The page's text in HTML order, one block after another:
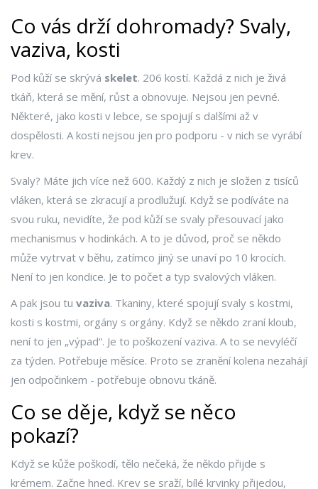
Co vás drží dohromady? Svaly,
vaziva, kosti
Pod kůží se skrývá skelet. 206 kostí. Každá z nich je živá
tkáň, která se mění, růst a obnovuje. Nejsou jen pevné.
Některé, jako kosti v lebce, se spojují s dalšími až v
dospělosti. A kosti nejsou jen pro podporu - v nich se vyrábí
krev.
Svaly? Máte jich více než 600. Každý z nich je složen z tisíců
vláken, která se zkracují a prodlužují. Když se podíváte na
svou ruku, nevidíte, že pod kůží se svaly přesouvací jako
mechanismus v hodinkách. A to je důvod, proč se někdo
může vytrvat v běhu, zatímco jiný se unaví po 10 krocích.
Není to jen kondice. Je to počet a typ svalových vláken.
A pak jsou tu vaziva. Tkaniny, které spojují svaly s kostmi,
kosti s kostmi, orgány s orgány. Když se někdo zraní kloub,
není to jen „výpad“. Je to poškození vaziva. A to se nevyléčí
za týden. Potřebuje měsíce. Proto se zranění kolena nezahájí
jen odpočinkem - potřebuje obnovu tkáně.
Co se děje, když se něco
pokazí?
Když se kůže poškodí, tělo nečeká, že někdo přijde s
krémem. Začne hned. Krev se sraží, bílé krvinky přijedou,